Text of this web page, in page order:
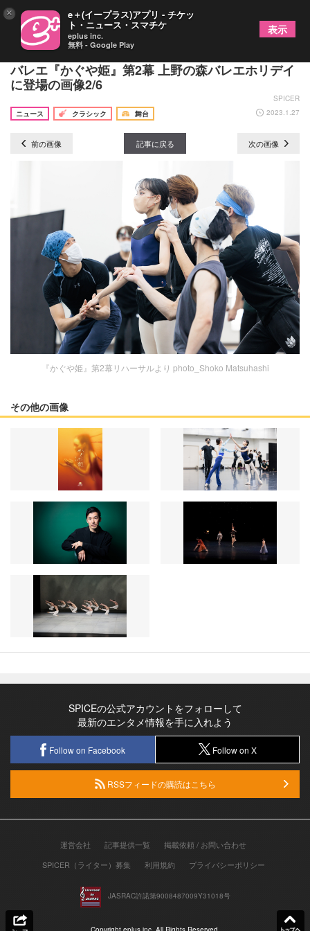
金森穣×東京バレエ団が贈る、日本発のグランド・
バレエ『かぐや姫』第2幕 上野の森バレエホリデイ
に登場の画像2/6
SPICER
ニュース
クラシック 舞台 2023.1.27
前の画像 記事に戻る 次の画像
『かぐや姫』第2幕リハーサルより photo_Shoko Matsuhashi
その他の画像
SPICEの公式アカウントをフォローして
最新のエンタメ情報を手に入れよう
Follow on Facebook Follow on X
RSSフィードの購読はこちら
運営会社 記事提供一覧
掲載依頼 / お問い合わせ
SPICER（ライター）募集
利用規約 プライバシーポリシー
JASRAC許諾第9008487009Y31018号
× e＋(イープラス)アプリ - チケッ
ト・ニュース・スマチケ
eplus inc.
無料 - Google Play
表示